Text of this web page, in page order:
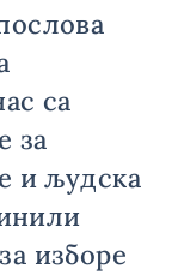
са
за
и људска
изборе